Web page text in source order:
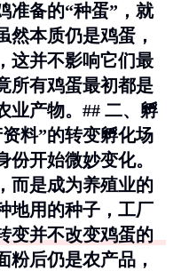
备的“种蛋”，就
然本质仍是鸡蛋，
这并不影响它们最
所有鸡蛋最初都是
业产物。## 二、孵
料”的转变孵化场
开始微妙变化。
而是成为养殖业的
用的种子，工厂
变并不改变鸡蛋的
粉后仍是农产品，